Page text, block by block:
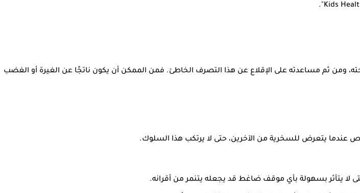
ومن ثم مساعدته على الإقلاع عن هذا التصرف الخاطئ. فمن الممكن أن يكون ناتجًا عن الغيرة أو الغضب
عندما يتعرض للسخرية من الآخرين، حتى لا يرتكب هذا السلوك.
لا يتأثر بسهولة بأي موقف ضاغط قد يجعله يتنمر من أقرانه.